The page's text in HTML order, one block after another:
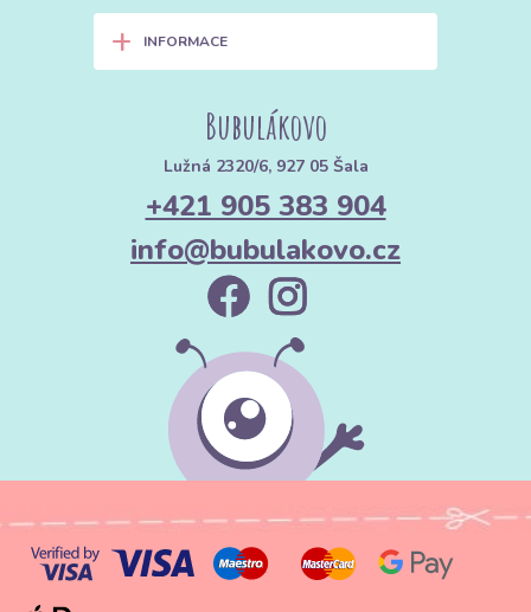
+ INFORMACE
Bubulákovo
Lužná 2320/6, 927 05 Šala
+421 905 383 904
info@bubulakovo.cz